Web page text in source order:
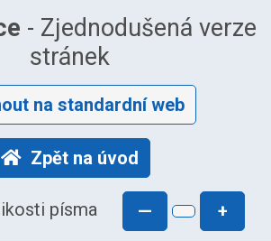
- Zjednodušená verze
stránek
na standardní web
Zpět na úvod
písma — +